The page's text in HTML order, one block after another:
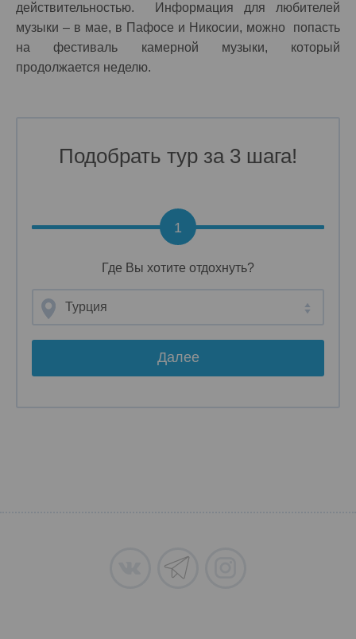
действительностью. Информация для любителей
музыки – в мае, в Пафосе и Никосии, можно попасть
на фестиваль камерной музыки, который
продолжается неделю.
Подобрать тур за 3 шага!
Где Вы хотите отдохнуть?
Турция
Далее
1